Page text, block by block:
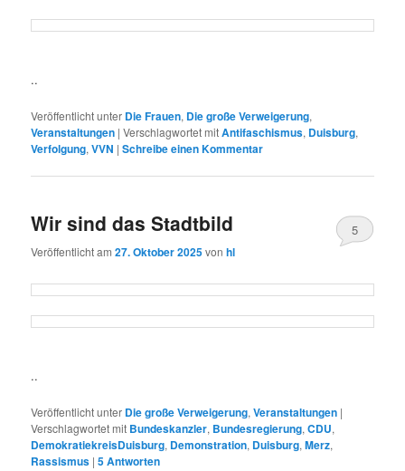
..
Veröffentlicht unter Die Frauen, Die große Verweigerung,
Veranstaltungen |Verschlagwortet mitAntifaschismus, Duisburg,
Verfolgung,VVN |Schreibe einen Kommentar
Wir sind das Stadtbild
Veröffentlicht am27. Oktober 2025vonhl
5
..
Veröffentlicht unter Die große Verweigerung,Veranstaltungen |
Verschlagwortet mit Bundeskanzler, Bundesregierung,CDU,
DemokratiekreisDuisburg, Demonstration, Duisburg,Merz,
Rassismus |5Antworten